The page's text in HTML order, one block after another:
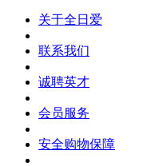
关于全日爱
联系我们
诚聘英才
会员服务
安全购物保障